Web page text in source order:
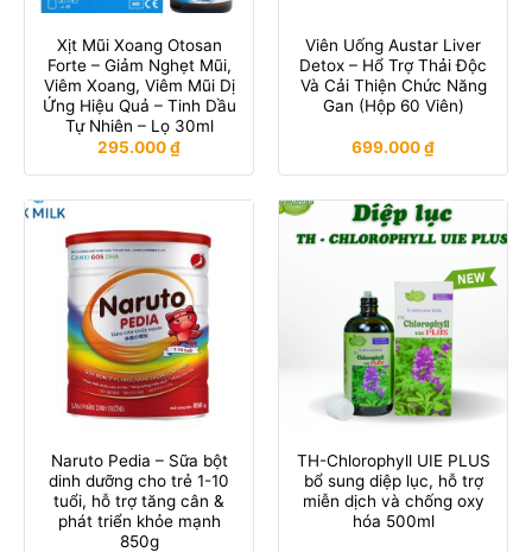
Xịt Mũi Xoang Otosan
Forte – Giảm Nghẹt Mũi,
Viêm Xoang, Viêm Mũi Dị
Ứng Hiệu Quả – Tinh Dầu
Tự Nhiên – Lọ 30ml
295.000₫
Viên Uống Austar Liver
Detox – Hổ Trợ Thải Độc
Và Cải Thiện Chức Năng
Gan (Hộp 60 Viên)
699.000₫
Naruto Pedia – Sữa bột
dinh dưỡng cho trẻ 1-10
tuổi, hỗ trợ tăng cân &
phát triển khỏe mạnh
850g
TH-Chlorophyll UIE PLUS
bổ sung diệp lục, hỗ trợ
miễn dịch và chống oxy
hóa 500ml